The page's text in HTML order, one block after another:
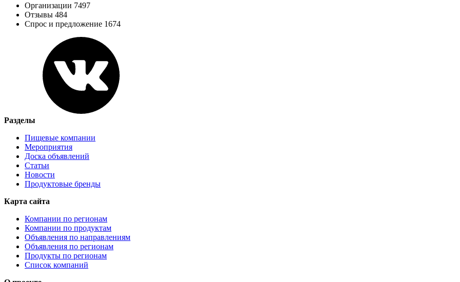
Организации 7497
Отзывы 484
Спрос и предложение 1674
Разделы
Пищевые компании
Мероприятия
Доска объявлений
Статьи
Новости
Продуктовые бренды
Карта сайта
Компании по регионам
Компании по продуктам
Объявления по направлениям
Объявления по регионам
Продукты по регионам
Список компаний